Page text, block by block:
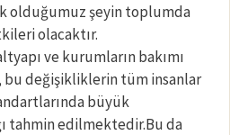
olduğumuz şeyin toplumda
olacaktır.
ve kurumların bakımı
bu değişikliklerin tüm insanlar
büyük
tahmin edilmektedir.Bu da